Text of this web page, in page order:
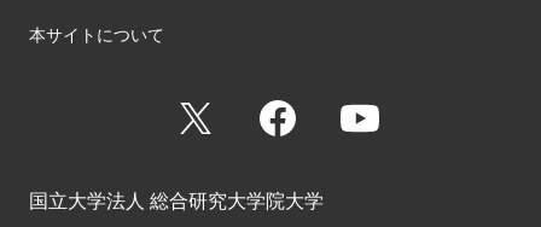
本サイトについて
Facebook
国立大学法人 総合研究大学院大学